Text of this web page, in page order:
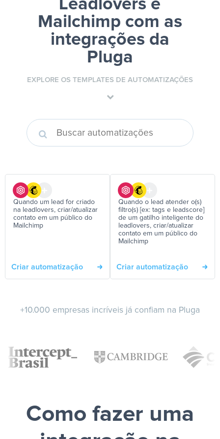
Leadlovers e
Mailchimp com as
integrações da
Pluga
EXPLORE OS TEMPLATES DE AUTOMATIZAÇÕES
Quando um lead for criado
na leadlovers, criar/atualizar
contato em um público do
Mailchimp
Criar automatização
Quando o lead atender o(s)
filtro(s) [ex: tags e leadscore]
de um gatilho inteligente do
leadlovers, criar/atualizar
contato em um público do
Mailchimp
Criar automatização
+10.000 empresas incríveis já confiam na Pluga
Como fazer uma